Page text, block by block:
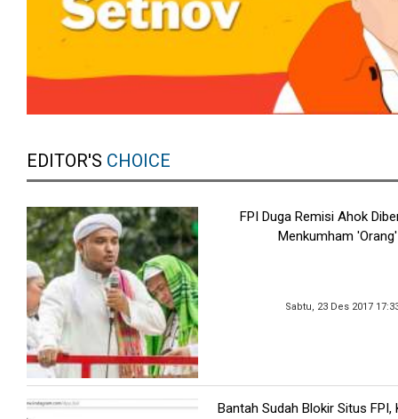
EDITOR'S CHOICE
FPI Duga Remisi Ahok
Menkumham 'Orang'
Sabtu, 23 Des 2017
Bantah Sudah Blokir Situs